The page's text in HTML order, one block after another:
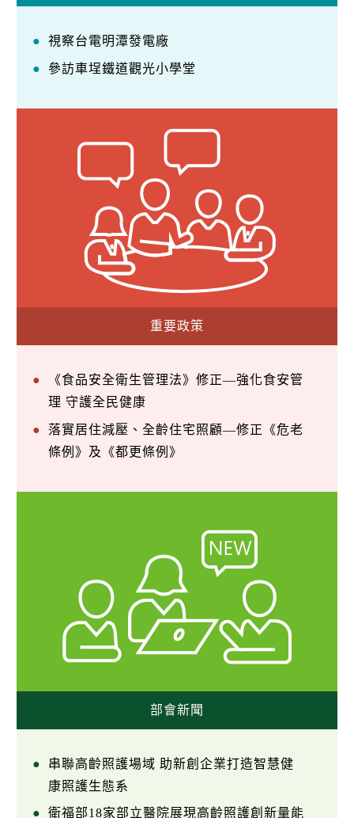
視察台電明潭發電廠
參訪車埕鐵道觀光小學堂
重要政策
《食品安全衛生管理法》修正—強化食安管
理 守護全民健康
落實居住減壓、全齡住宅照顧—修正《危老
條例》及《都更條例》
部會新聞
串聯高齡照護場域 助新創企業打造智慧健
康照護生態系
衛福部18家部立醫院展現高齡照護創新量能